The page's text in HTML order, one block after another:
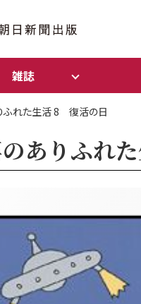
雑誌
ふれた生活 8 復活の日
のありふれ